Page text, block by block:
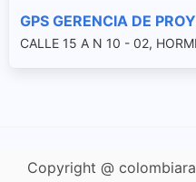
GPS GERENCIA DE
CALLE 15 A N 10 - 02,
Copyright @